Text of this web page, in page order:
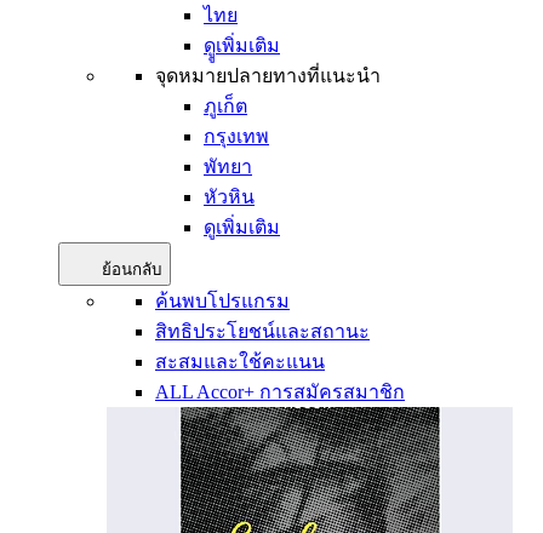
ไทย
ดููเพิ่มเติม
จุดหมายปลายทางที่แนะนำ
ภูเก็ต
กรุงเทพ
พัทยา
หัวหิน
ดูเพิ่มเติม
ย้อนกลับ
ค้นพบโปรแกรม
สิทธิประโยชน์และสถานะ
สะสมและใช้คะแนน
ALL Accor+ การสมัครสมาชิก